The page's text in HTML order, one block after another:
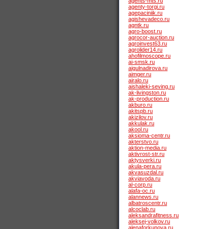
agenty-torgi.ru
agepaciniik.ru
agishevadeco.ru
agntk.ru
agro-boost.ru
agrocor-auction.ru
agroinvest63.ru
agrolider14.ru
ahofilmoscope.ru
ai-smsk.ru
aigulnadirova.ru
aimger.ru
airalo.ru
aishaleki-seving.ru
ak-livingston.ru
ak-production.ru
akburo.ru
akitspb.ru
akizilov.ru
akkulak.ru
akool.ru
aksioma-centr.ru
akterstvo.ru
aktion-media.ru
aktivrost-str.ru
aktysverki.ru
akula-pera.ru
akvasuzdal.ru
akviavoda.ru
al-corp.ru
alafa-oc.ru
alannews.ru
albatroscentr.ru
alcoclab.ru
aleksandrafitness.ru
aleksej-volkov.ru
alenaforkunova.ru